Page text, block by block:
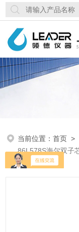
当前位置：首页 >
86L578S海尔双子